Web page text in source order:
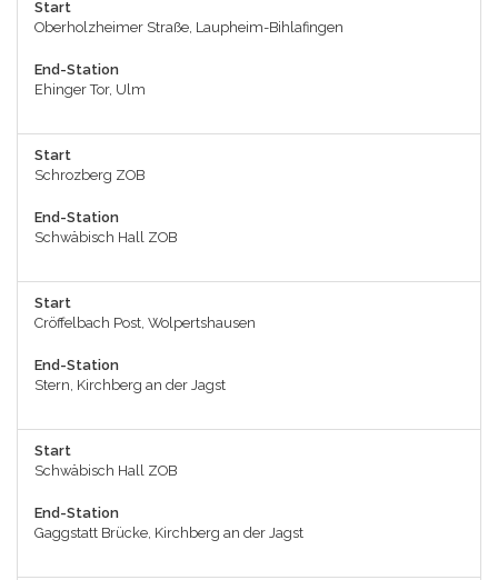
Start
Oberholzheimer Straße, Laupheim-Bihlafingen
End-Station
Ehinger Tor, Ulm
Start
Schrozberg ZOB
End-Station
Schwäbisch Hall ZOB
Start
Cröffelbach Post, Wolpertshausen
End-Station
Stern, Kirchberg an der Jagst
Start
Schwäbisch Hall ZOB
End-Station
Gaggstatt Brücke, Kirchberg an der Jagst